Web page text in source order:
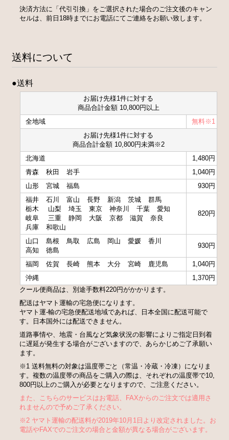
決済方法に「代引引換」をご選択された場合のご注文後のキャン
セルは、前日18時までにお電話にてご連絡をお願い致します。
送料について
●送料
お届け先様1件に対する
商品合計金額 10,800円以上
全地域
無料※1
お届け先様1件に対する
商品合計金額 10,800円未満※2
北海道
1,480円
青森
秋田 岩手
1,040円
山形
宮城 福島
930円
福井
石川 富山 長野 新潟 茨城
群馬
栃木
山梨 埼玉 東京 神奈川 千葉
愛知
岐阜
三重 静岡 大阪 京都 滋賀
奈良
兵庫
和歌山
820円
山口 島根 鳥取 広島 岡山 愛媛
香川
高知
徳島
930円
福岡 佐賀 長崎 熊本 大分 宮崎 鹿児島
1,040円
沖縄
1,370円
クール便商品は、別途手数料220円がかかります。
配送はヤマト運輸の宅急便になります。
ヤマト運-輸の宅急便配送地域であれば、日本全国に配送可能で
す。日本国外には配送できません。
道路事情や、地震・台風など気象状況の影響によりご指定日到着
に遅延が発生する場合がございますので、あらかじめご了承願い
ます。
※1 送料無料の対象は温度帯ごと（常温・冷蔵・冷凍）になりま
す。複数の温度帯の商品をご購入の際は、それぞれの温度帯で10,
800円以上のご購入が必要となりますので、ご注意ください。
また、こちらのサービスはお電話、FAXからのご注文では適用さ
れませんので予めご了承ください。
※2 ヤマト運輸の配送料が2019年10月1日より改定されました。お
電話やFAXでのご注文の場合と金額が異なる場合がございます。